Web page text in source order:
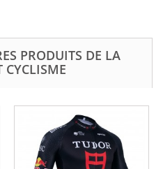
PRODUITS DE LA
CYCLISME